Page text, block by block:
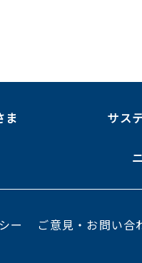
ま サス
ー ご意見・お問い合